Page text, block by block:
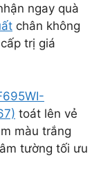
ngay quà
chân không
trị giá
toát lên vẻ
màu trắng
tường tối ưu